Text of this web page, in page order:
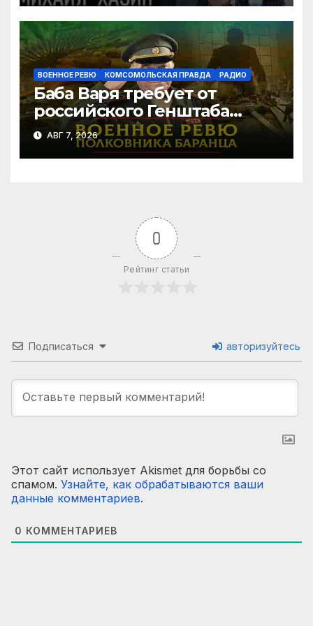
ВОЕННОЕ РЕВЮ КОМСОМОЛЬСКАЯ ПРАВДА РАДИО
Баба Варя требует от
российского Генштаба
стратегической операции
на Украине. Как быть? |
07.08.2026
АВГ 7, 2026
0
Рейтинг статьи
Подписаться авторизуйтесь
Этот сайт использует Akismet для борьбы со
спамом. Узнайте, как обрабатываются ваши
данные комментариев.
0 КОММЕНТАРИЕВ